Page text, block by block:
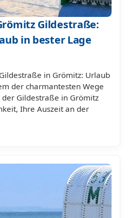
Gildestraße:
in bester Lage
in Grömitz: Urlaub
der charmantesten Wege
Gildestraße in Grömitz
Ihre Auszeit an der